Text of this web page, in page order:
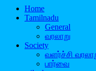
Home
Tamilnadu
General
வரலாறு
Society
வளர்ச்சி
பார்வை